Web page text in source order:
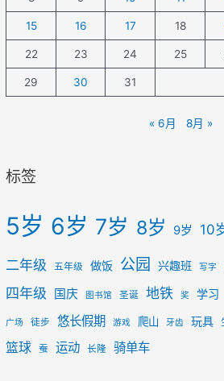
15 16 17 18
22 23 24 25
29 30 31
« 6月 8月 »
标签
5岁 6岁 7岁 8岁 9岁 10
二年级 五年级 做饭 公园 兴趣班 写字
四年级 国庆 图书馆 圣诞 地铁 奖 学习
广场 徒步 悠长假期 游戏 爬山 牙齿 玩具
篮球 蚕 运动 长隆 骑单车